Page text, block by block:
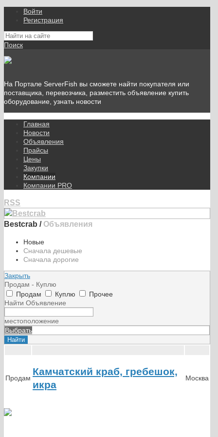
Войти
Регистрация
Поиск
На Портале ServerFish вы сможете найти покупателя или
поставщика, перевозчика, разместить объявление купить
оборудование, узнать новости
Главная
Новости
Объявления
Прайсы
Цены
Закупки
Компании
Компании PRO
RSS
Bestcrab / Объявления
Новые
Сначала дешевые
Сначала дорогие
Закрыть
Продам - Куплю
Продам
Куплю
Прочее
Найти Объявление
местоположение
Выбрать
Продам
Камчатский краб, гребешок,
икра
Москва